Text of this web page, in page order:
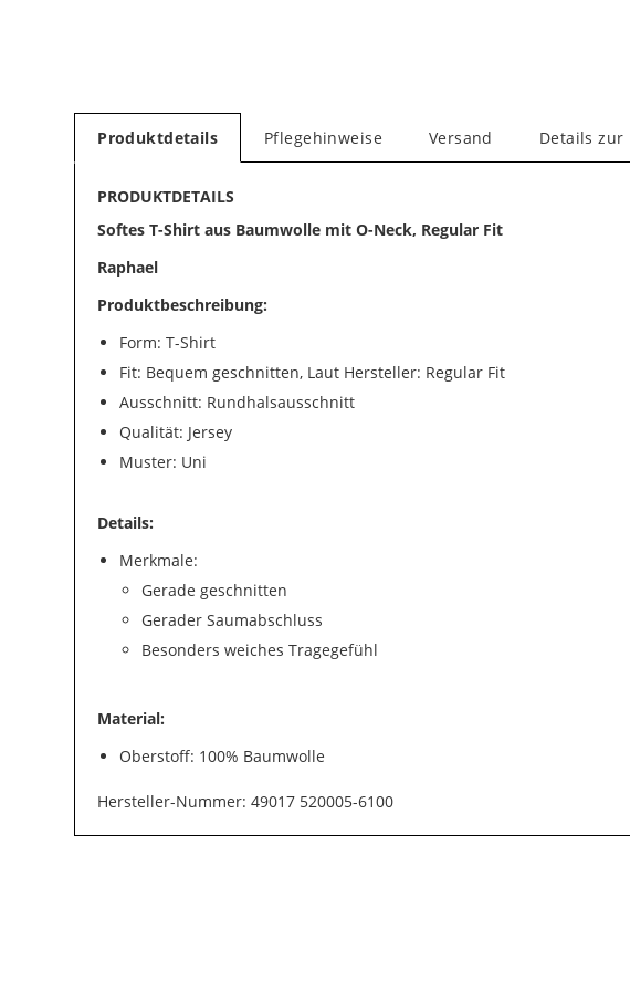
Produktdetails Pflegehinweise Versand Details
PRODUKTDETAILS
Softes T-Shirt aus Baumwolle mit O-Neck, Regular Fit
Raphael
Produktbeschreibung:
Form: T-Shirt
Fit: Bequem geschnitten, Laut Hersteller: Regular Fit
Ausschnitt: Rundhalsausschnitt
Qualität: Jersey
Muster: Uni
Details:
Merkmale:
Gerade geschnitten
Gerader Saumabschluss
Besonders weiches Tragegefühl
Material:
Oberstoff: 100% Baumwolle
Hersteller-Nummer: 49017 520005-6100